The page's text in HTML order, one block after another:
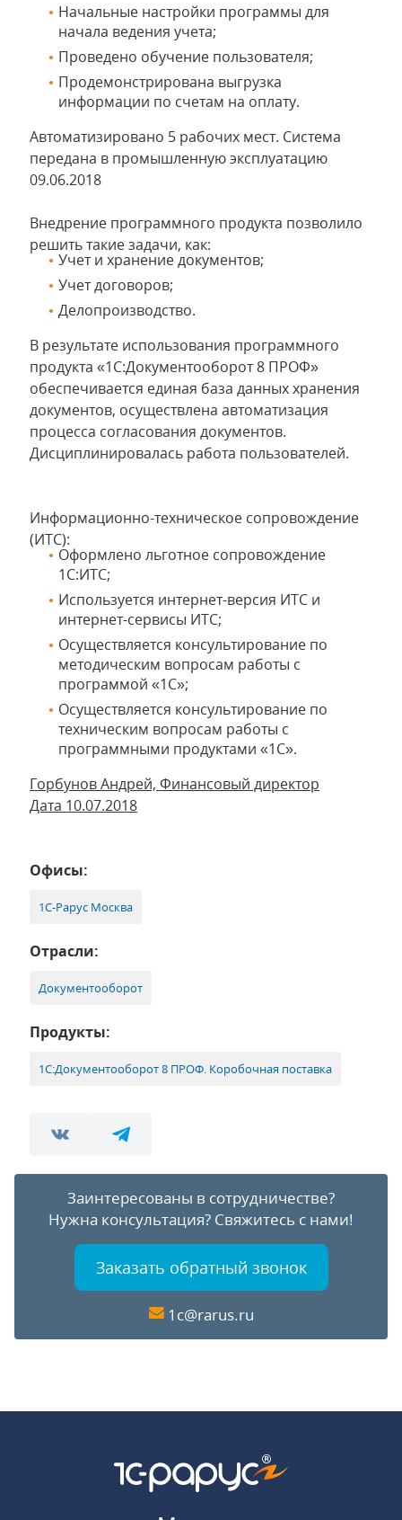
Начальные настройки программы для
начала ведения учета;
Проведено обучение пользователя;
Продемонстрирована выгрузка
информации по счетам на оплату.
Автоматизировано 5 рабочих мест. Система
передана в промышленную эксплуатацию
09.06.2018
Внедрение программного продукта позволило
решить такие задачи, как:
Учет и хранение документов;
Учет договоров;
Делопроизводство.
В результате использования программного
продукта «1С:Документооборот 8 ПРОФ»
обеспечивается единая база данных хранения
документов, осуществлена автоматизация
процесса согласования документов.
Дисциплинировалась работа пользователей.
Информационно-техническое сопровождение
(ИТС):
Оформлено льготное сопровождение
1С:ИТС;
Используется интернет-версия ИТС и
интернет-сервисы ИТС;
Осуществляется консультирование по
методическим вопросам работы с
программой «1С»;
Осуществляется консультирование по
техническим вопросам работы с
программными продуктами «1С».
Горбунов Андрей, Финансовый директор
Дата 10.07.2018
Офисы:
1С-Рарус Москва
Отрасли:
Документооборот
Продукты:
1С:Документооборот 8 ПРОФ. Коробочная поставка
Заинтересованы в сотрудничестве?
Нужна консультация? Свяжитесь с нами!
Заказать обратный звонок
1c@rarus.ru